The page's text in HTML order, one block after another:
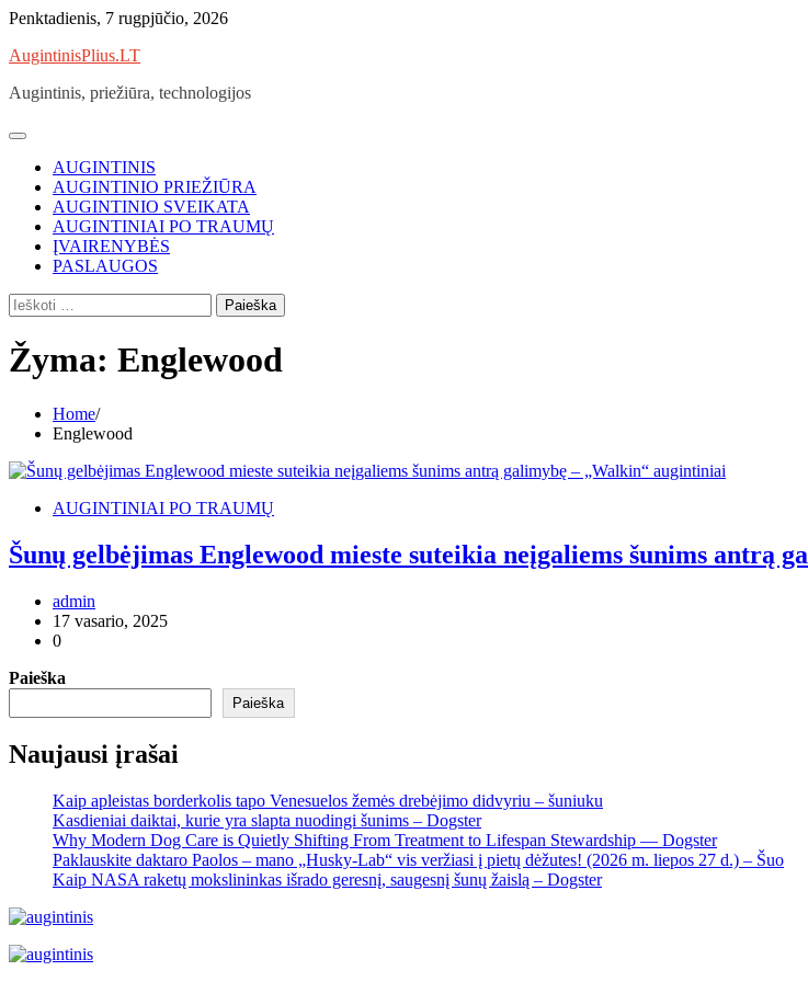
Skip
content
Penktadienis, 7 rugpjūčio, 2026
AugintinisPlius.LT
Augintinis, priežiūra, technologijos
AUGINTINIS
AUGINTINIO PRIEŽIŪRA
AUGINTINIO SVEIKATA
AUGINTINIAI PO TRAUMŲ
ĮVAIRENYBĖS
PASLAUGOS
Ieškoti:
Žyma: Englewood
Home
Englewood
AUGINTINIAI PO TRAUMŲ
Šunų gelbėjimas Englewood mieste suteikia neįgaliems šunims antrą
admin
17 vasario, 2025
0
Paieška
Paieška
Naujausi įrašai
Kaip apleistas borderkolis tapo Venesuelos žemės drebėjimo didvyriu – šuniuku
Kasdieniai daiktai, kurie yra slapta nuodingi šunims – Dogster
Why Modern Dog Care is Quietly Shifting From Treatment to Lifespan Stewardship — Dogster
Paklauskite daktaro Paolos – mano „Husky-Lab“ vis veržiasi į pietų dėžutes! (2026 m. liepos 27 d.) – Šuo
Kaip NASA raketų mokslininkas išrado geresnį, saugesnį šunų žaislą – Dogster